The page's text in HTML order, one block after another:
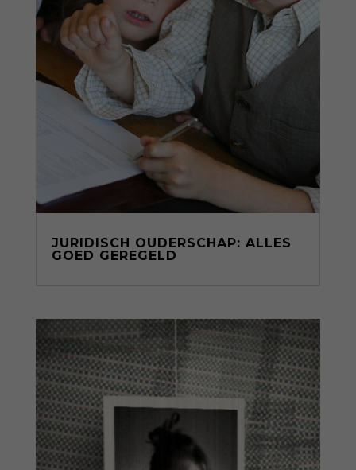
JURIDISCH OUDERSCHAP: ALLES
GOED GEREGELD